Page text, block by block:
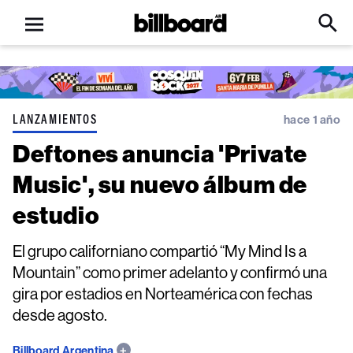
Open
menu
Billboard
Click
Input
LANZAMIENTOS hace 1 año
Deftones anuncia 'Private
Music', su nuevo álbum de
estudio
El grupo californiano compartió “My Mind Is a
Mountain” como primer adelanto y confirmó una
gira por estadios en Norteamérica con fechas
desde agosto.